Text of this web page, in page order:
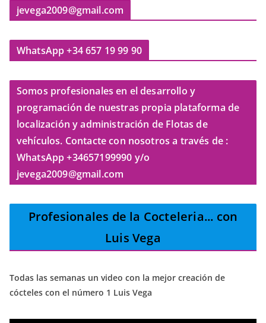
jevega2009@gmail.com
WhatsApp +34 657 19 99 90
Somos profesionales en el desarrollo y
programación de nuestras propia plataforma de
localización y administración de Flotas de
vehículos. Contacte con nosotros a través de :
WhatsApp +34657199990 y/o
jevega2009@gmail.com
Profesionales de la Cocteleria... con
Luis Vega
Todas las semanas un video con la mejor creación de
cócteles con el número 1 Luis Vega